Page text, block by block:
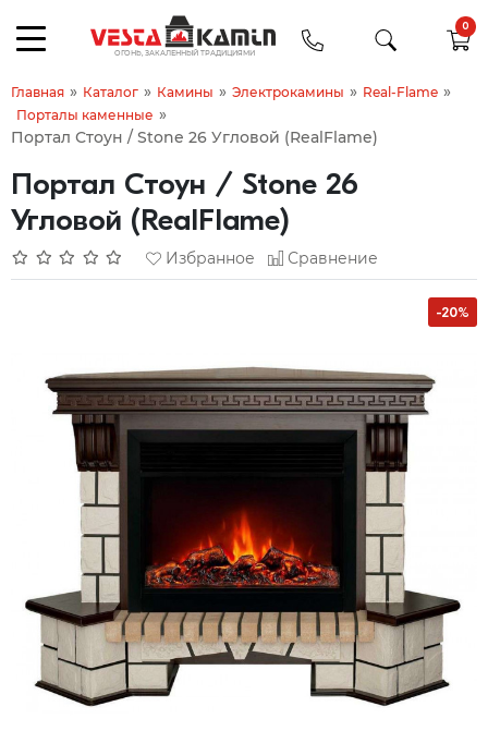
0
Главная » Каталог » Камины » Электрокамины » Real-Flame »
Порталы каменные »
Портал Стоун / Stone 26 Угловой (RealFlame)
Портал Стоун / Stone 26
Угловой (RealFlame)
Избранное Сравнение
-20%